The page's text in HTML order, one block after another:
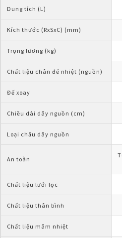
Dung tích (L)
Kích thước (RxSxC) (mm)
Trọng lương (kg)
Chất liệu chân đế nhiệt (nguồn)
Đế xoay
Chiều dài dây nguồn (cm)
Loại chấu dây nguồn
An toàn
Chất liệu lưới lọc
Chất liệu thân bình
Chất liệu mâm nhiệt